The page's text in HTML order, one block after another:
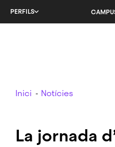
PERFILS
Breadcrumb
Inici Notícies
La jornada